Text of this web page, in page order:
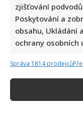
zjišťování
Poskytování a
obsahu, Ukládání
ochrany osobních
Správa 1814 prodejců